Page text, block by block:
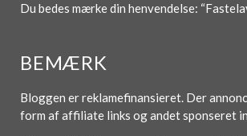
Du bedes mærke din henvendelse:
BEMÆRK
Bloggen er reklamefinansieret. Der
form af affiliate links og andet sponseret